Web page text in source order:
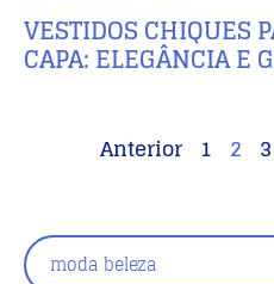
VESTIDOS CHIQUES
CAPA: ELEGÂNCIA E
Anterior 1 2 3